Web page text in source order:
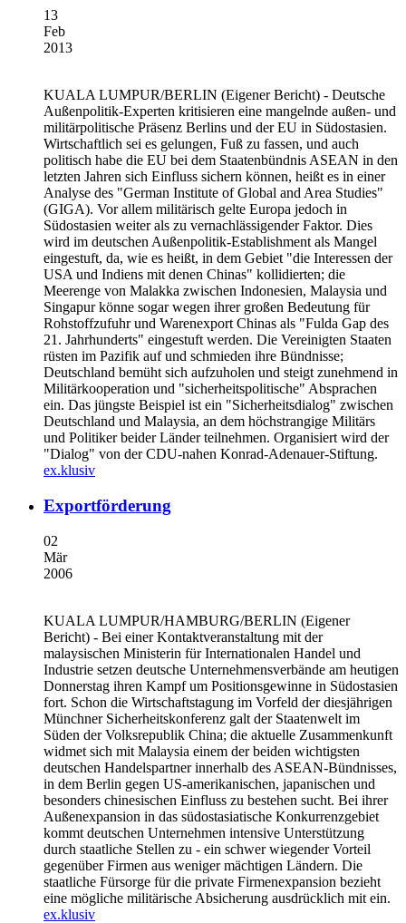
13
Feb
2013
KUALA LUMPUR/BERLIN (Eigener Bericht) - Deutsche
Außenpolitik-Experten kritisieren eine mangelnde außen- und
militärpolitische Präsenz Berlins und der EU in Südostasien.
Wirtschaftlich sei es gelungen, Fuß zu fassen, und auch
politisch habe die EU bei dem Staatenbündnis ASEAN in den
letzten Jahren sich Einfluss sichern können, heißt es in einer
Analyse des "German Institute of Global and Area Studies"
(GIGA). Vor allem militärisch gelte Europa jedoch in
Südostasien weiter als zu vernachlässigender Faktor. Dies
wird im deutschen Außenpolitik-Establishment als Mangel
eingestuft, da, wie es heißt, in dem Gebiet "die Interessen der
USA und Indiens mit denen Chinas" kollidierten; die
Meerenge von Malakka zwischen Indonesien, Malaysia und
Singapur könne sogar wegen ihrer großen Bedeutung für
Rohstoffzufuhr und Warenexport Chinas als "Fulda Gap des
21. Jahrhunderts" eingestuft werden. Die Vereinigten Staaten
rüsten im Pazifik auf und schmieden ihre Bündnisse;
Deutschland bemüht sich aufzuholen und steigt zunehmend in
Militärkooperation und "sicherheitspolitische" Absprachen
ein. Das jüngste Beispiel ist ein "Sicherheitsdialog" zwischen
Deutschland und Malaysia, an dem höchstrangige Militärs
und Politiker beider Länder teilnehmen. Organisiert wird der
"Dialog" von der CDU-nahen Konrad-Adenauer-Stiftung.
ex.klusiv
Exportförderung
02
Mär
2006
KUALA LUMPUR/HAMBURG/BERLIN (Eigener
Bericht) - Bei einer Kontaktveranstaltung mit der
malaysischen Ministerin für Internationalen Handel und
Industrie setzen deutsche Unternehmensverbände am heutigen
Donnerstag ihren Kampf um Positionsgewinne in Südostasien
fort. Schon die Wirtschaftstagung im Vorfeld der diesjährigen
Münchner Sicherheitskonferenz galt der Staatenwelt im
Süden der Volksrepublik China; die aktuelle Zusammenkunft
widmet sich mit Malaysia einem der beiden wichtigsten
deutschen Handelspartner innerhalb des ASEAN-Bündnisses,
in dem Berlin gegen US-amerikanischen, japanischen und
besonders chinesischen Einfluss zu bestehen sucht. Bei ihrer
Außenexpansion in das südostasiatische Konkurrenzgebiet
kommt deutschen Unternehmen intensive Unterstützung
durch staatliche Stellen zu - ein schwer wiegender Vorteil
gegenüber Firmen aus weniger mächtigen Ländern. Die
staatliche Fürsorge für die private Firmenexpansion bezieht
eine mögliche militärische Absicherung ausdrücklich mit ein.
ex.klusiv